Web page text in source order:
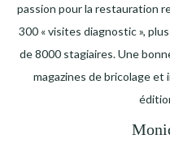
passion pour la restauration
300 « visites diagnostic »,
de 8000 stagiaires. Une
magazines de bricolage